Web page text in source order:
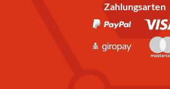
Zahlungsarten